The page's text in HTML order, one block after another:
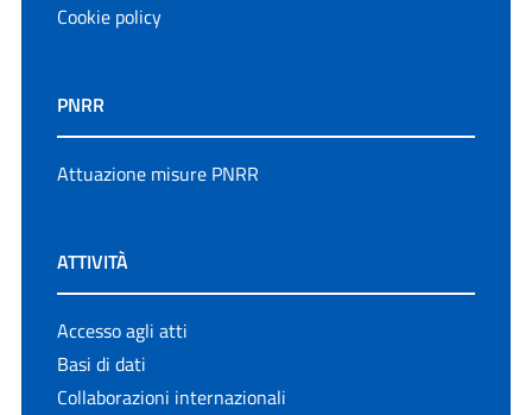
Cookie policy
PNRR
Attuazione misure PNRR
ATTIVITÀ
Accesso agli atti
Basi di dati
Collaborazioni internazionali